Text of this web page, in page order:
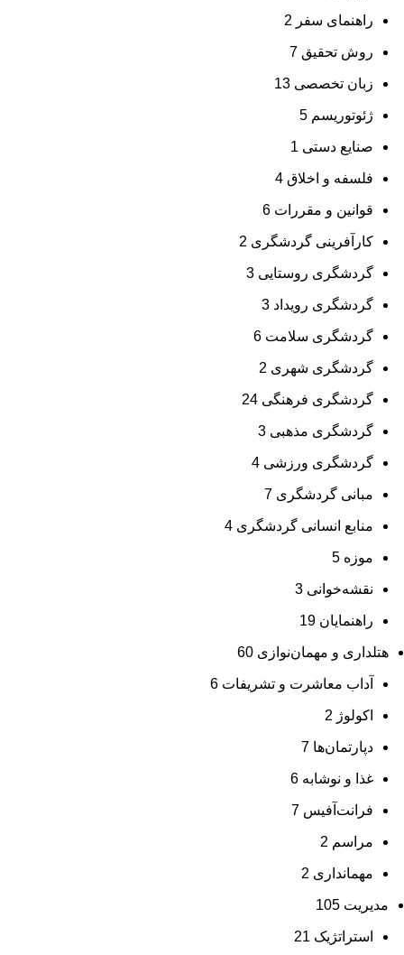
راهنمای سفر 2
روش تحقیق 7
زبان تخصصی 13
ژئوتوریسم 5
صنایع دستی 1
فلسفه و اخلاق 4
قوانین و مقررات 6
کارآفرینی گردشگری 2
گردشگری روستایی 3
گردشگری رویداد 3
گردشگری سلامت 6
گردشگری شهری 2
گردشگری فرهنگی 24
گردشگری مذهبی 3
گردشگری ورزشی 4
مبانی گردشگری 7
منابع انسانی گردشگری 4
موزه 5
نقشه‌خوانی 3
راهنمایان 19
هتلداری و مهمان‌نوازی 60
آداب معاشرت و تشریفات 6
اکولوژ 2
دپارتمان‌ها 7
غذا و نوشابه 6
فرانت‌آفیس 7
مراسم 2
مهمانداری 2
مدیریت 105
استراتژیک 21